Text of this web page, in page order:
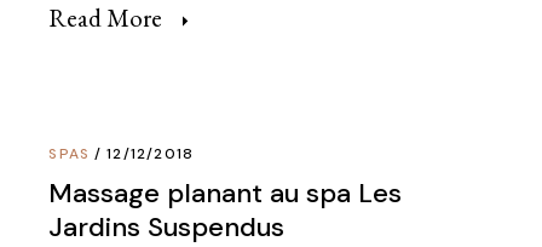
Read More
SPAS 12/12/2018
Massage planant au spa Les
Jardins Suspendus